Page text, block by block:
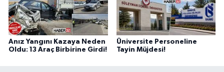
Anız Yangını Kazaya Neden
Oldu: 13 Araç Birbirine Girdi!
Üniversite Personeline
Tayin Müjdesi!